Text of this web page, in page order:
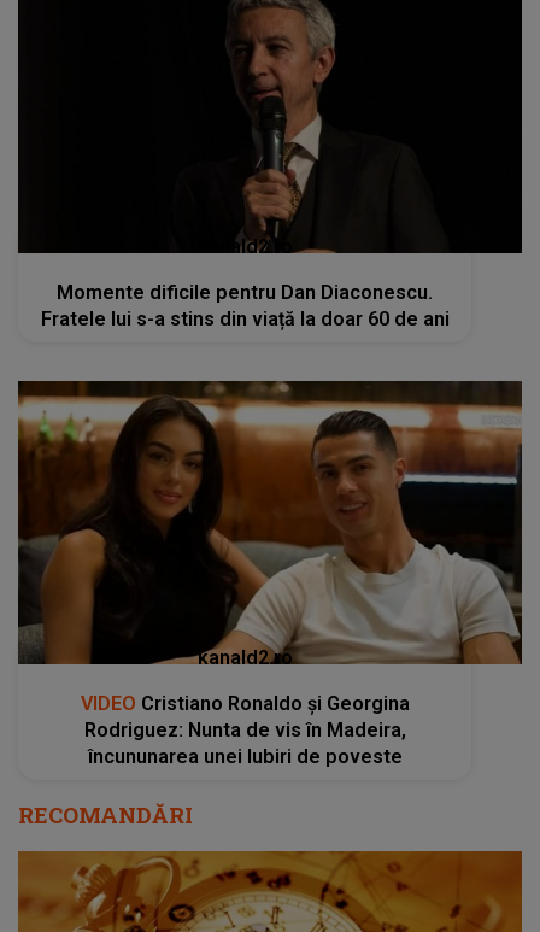
kanald2.ro
Momente dificile pentru Dan Diaconescu.
Fratele lui s-a stins din viață la doar 60 de ani
kanald2.ro
VIDEO Cristiano Ronaldo și Georgina
Rodriguez: Nunta de vis în Madeira,
încununarea unei Iubiri de poveste
RECOMANDĂRI